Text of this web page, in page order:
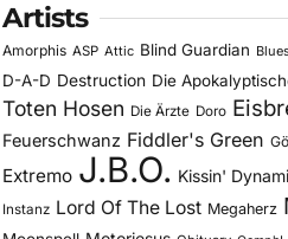
Artists
Amorphis ASP Attic Blind Guardian
D-A-D Destruction Die
Toten Hosen Die Ärzte Doro
Feuerschwanz Fiddler's Green
Extremo J.B.O. Kissin'
Instanz Lord Of The Lost Megaherz